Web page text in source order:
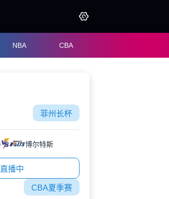
NBA CBA
菲州长杯
博尔特斯
直播中
CBA夏季赛